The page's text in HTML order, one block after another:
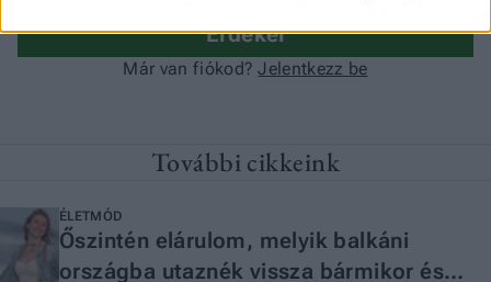
További cikkeink
ÉLETMÓD
Őszintén elárulom, melyik balkáni
országba utaznék vissza bármikor és